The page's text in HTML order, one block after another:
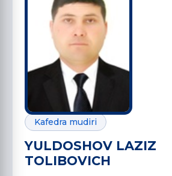
Kafedra mudiri
YULDOSHOV LAZIZ
TOLIBOVICH